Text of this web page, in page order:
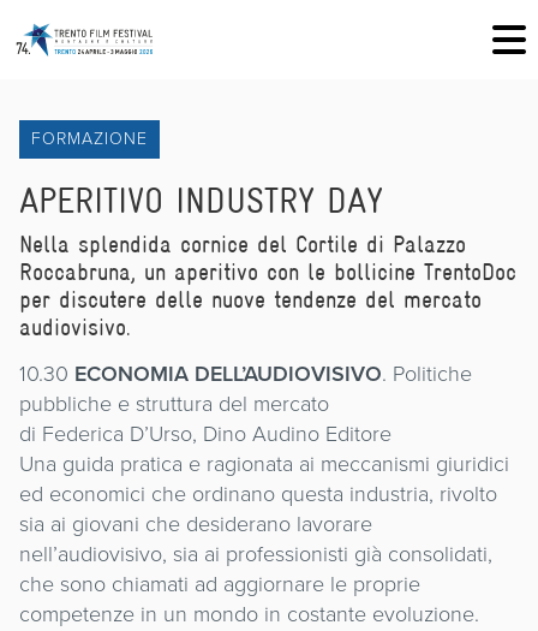
FORMAZIONE
APERITIVO INDUSTRY DAY
Nella splendida cornice del Cortile di Palazzo
Roccabruna, un aperitivo con le bollicine TrentoDoc
per discutere delle nuove tendenze del mercato
audiovisivo.
10.30 ECONOMIA DELL’AUDIOVISIVO. Politiche
pubbliche e struttura del mercato
di Federica D’Urso, Dino Audino Editore
Una guida pratica e ragionata ai meccanismi giuridici
ed economici che ordinano questa industria, rivolto
sia ai giovani che desiderano lavorare
nell’audiovisivo, sia ai professionisti già consolidati,
che sono chiamati ad aggiornare le proprie
competenze in un mondo in costante evoluzione.